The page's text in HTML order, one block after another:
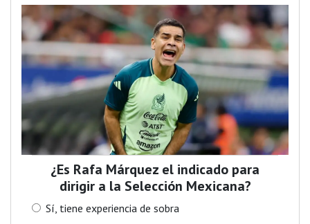
¿Es Rafa Márquez el indicado para
dirigir a la Selección Mexicana?
Sí, tiene experiencia de sobra